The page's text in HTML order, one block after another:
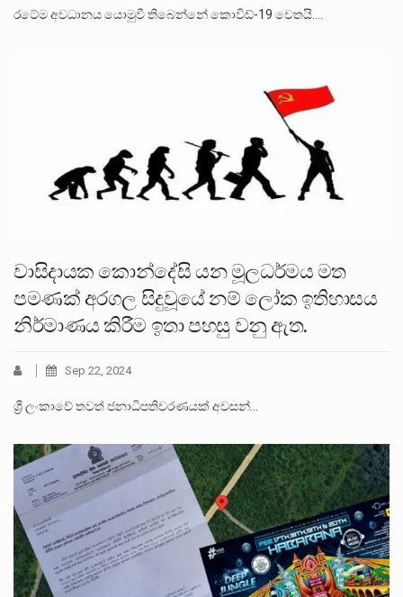
රටේම අවධානය යොමුවී තිබෙන්නේ කොවිඩ්-19 වෙතයි.…
වාසිදායක කොන්දේසි යන මූලධර්මය මත
පමණක් අරගල සිදුවූයේ නම් ලෝක ඉතිහාසය
නිර්මාණය කිරීම ඉතා පහසු වනු ඇත.
Sep 22, 2024
ශ්‍රී ලංකාවේ තවත් ජනාධිපතිවරණයක් අවසන්…